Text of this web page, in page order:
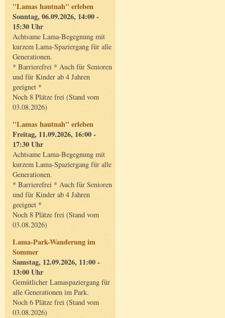
"Lamas hautnah" erleben
Sonntag, 06.09.2026, 14:00 -
15:30 Uhr
Achtsame Lama-Begegnung mit
kurzem Lama-Spaziergang für alle
Generationen.
* Barrierefrei * Auch für Senioren
und für Kinder ab 4 Jahren
geeignet *
Noch 8 Plätze frei (Stand vom
03.08.2026)
"Lamas hautnah" erleben
Freitag, 11.09.2026, 16:00 -
17:30 Uhr
Achtsame Lama-Begegnung mit
kurzem Lama-Spaziergang für alle
Generationen.
* Barrierefrei * Auch für Senioren
und für Kinder ab 4 Jahren
geeignet *
Noch 8 Plätze frei (Stand vom
03.08.2026)
Lama-Park-Wanderung im
Sommer
Samstag, 12.09.2026, 11:00 -
13:00 Uhr
Gemütlicher Lamaspaziergang für
alle Generationen im Park.
Noch 6 Plätze frei (Stand vom
03.08.2026)